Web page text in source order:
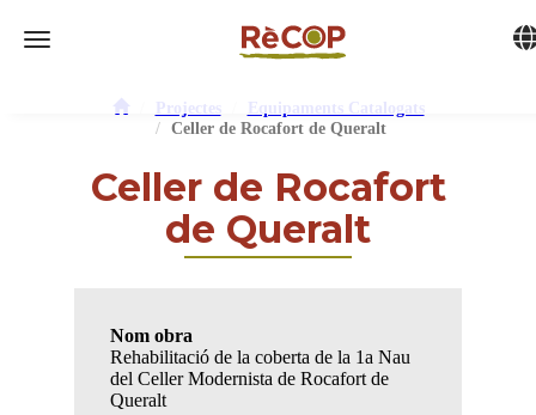
Toggle navigation
Projectes
Equipaments Catalogats
Celler de Rocafort de Queralt
Celler de Rocafort
de Queralt
Nom obra
Rehabilitació de la coberta de la 1a Nau
del Celler Modernista de Rocafort de
Queralt